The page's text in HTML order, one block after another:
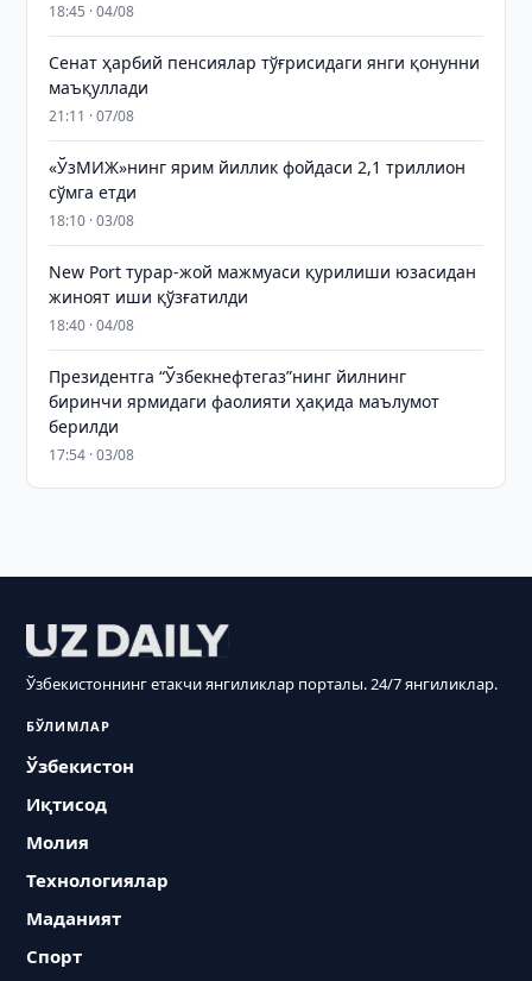
18:45 · 04/08
Сенат ҳарбий пенсиялар тўғрисидаги янги қонунни
маъқуллади
21:11 · 07/08
«ЎзМИЖ»нинг ярим йиллик фойдаси 2,1 триллион
сўмга етди
18:10 · 03/08
New Port турар-жой мажмуаси қурилиши юзасидан
жиноят иши қўзғатилди
18:40 · 04/08
Президентга “Ўзбекнефтегаз”нинг йилнинг
биринчи ярмидаги фаолияти ҳақида маълумот
берилди
17:54 · 03/08
Ўзбекистоннинг етакчи янгиликлар порталы. 24/7 янгиликлар.
БЎЛИМЛАР
Ўзбекистон
Иқтисод
Молия
Технологиялар
Маданият
Спорт